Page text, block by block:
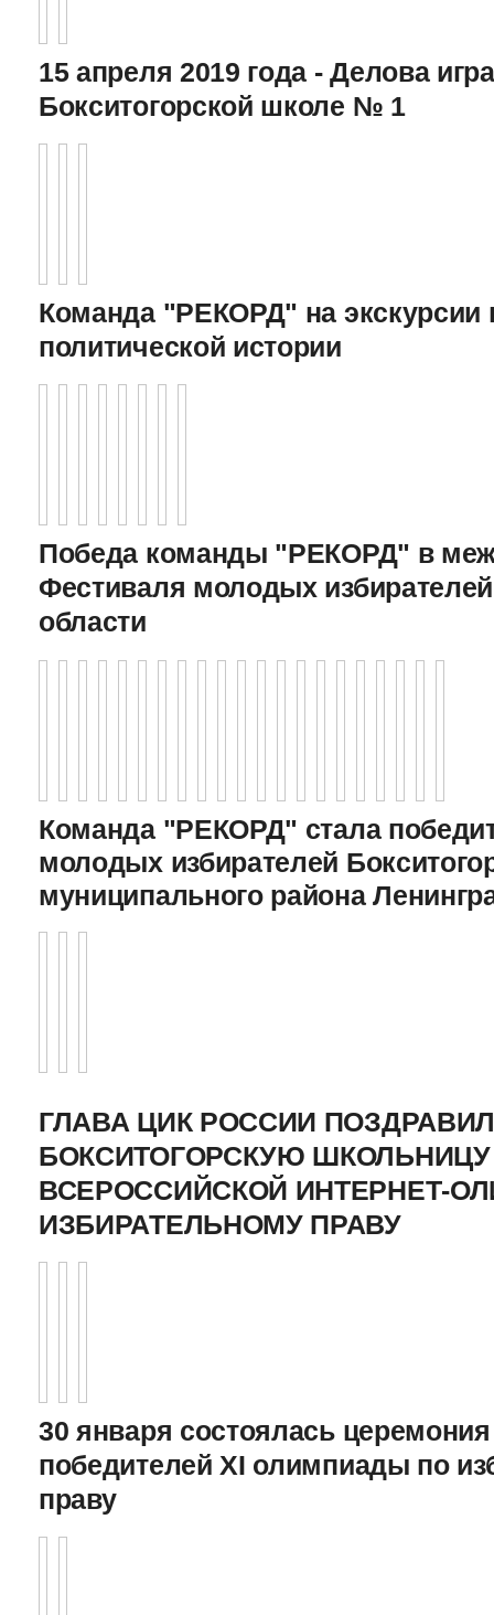
15 апреля 2019 года - Делова
Бокситогорской школе № 1
Команда "РЕКОРД" на экскурсии
политической истории
Победа команды "РЕКОРД" в
Фестиваля молодых
области
Команда "РЕКОРД" стала
молодых избирателей
муниципального района
ГЛАВА ЦИК РОССИИ
БОКСИТОГОРСКУЮ
ВСЕРОССИЙСКОЙ ИНТЕРНЕТ-
ИЗБИРАТЕЛЬНОМУ ПРАВУ
30 января состоялась
победителей XI олимпиады по
праву